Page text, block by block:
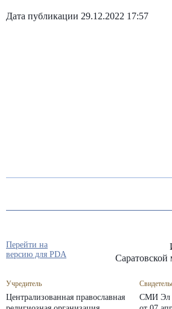
Дата публикации 29.12.2022 17:57
Учредитель
Централизованная православная
СМИ Эл
Перейти на
версию для PDA